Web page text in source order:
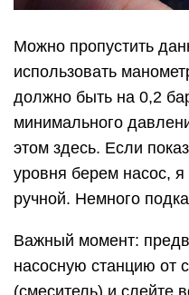
Можно пропустить
использовать
должно быть на 0,2
минимального
этом здесь. Если
уровня берем насос,
ручной. Немного
Важный момент:
насосную станцию от